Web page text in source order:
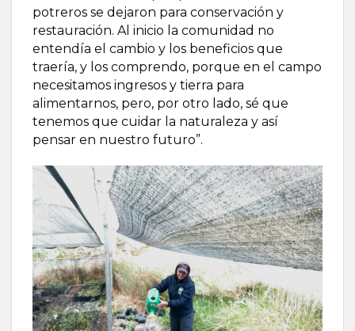
potreros se dejaron para conservación y
restauración. Al inicio la comunidad no
entendía el cambio y los beneficios que
traería, y los comprendo, porque en el campo
necesitamos ingresos y tierra para
alimentarnos, pero, por otro lado, sé que
tenemos que cuidar la naturaleza y así
pensar en nuestro futuro”.